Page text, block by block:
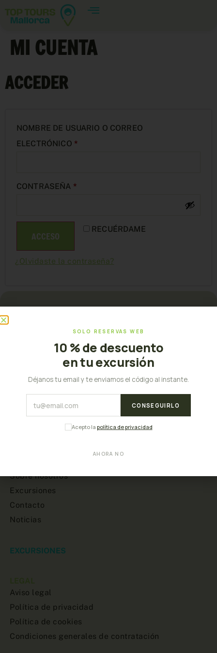
MI CUENTA
ACCEDER
NOMBRE DE USUARIO O CORREO
ELECTRÓNICO *
CONTRASEÑA *
RECUÉRDAME
ACCESO
¿Olvidaste la contraseña?
Palma, Islas Baleares
Sobre nosotros
Excursiones
Contacto
Noticias
EXCURSIONES
Aviso legal
Política de privacidad
Política de cookies
Condiciones generales de contratación
SOLO RESERVAS WEB
10 % de descuento
en tu excursión
Déjanos tu email y te enviamos el código al instante.
CONSEGUIRLO
Acepto la política de privacidad
AHORA NO